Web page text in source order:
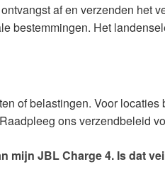
af en verzenden het
bestemmingen. Het
of belastingen. Voor
ons verzendbeleid
mijn JBL Charge 4. Is dat